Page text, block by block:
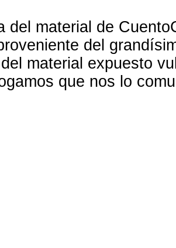
del material de
del
material expuesto
que nos lo